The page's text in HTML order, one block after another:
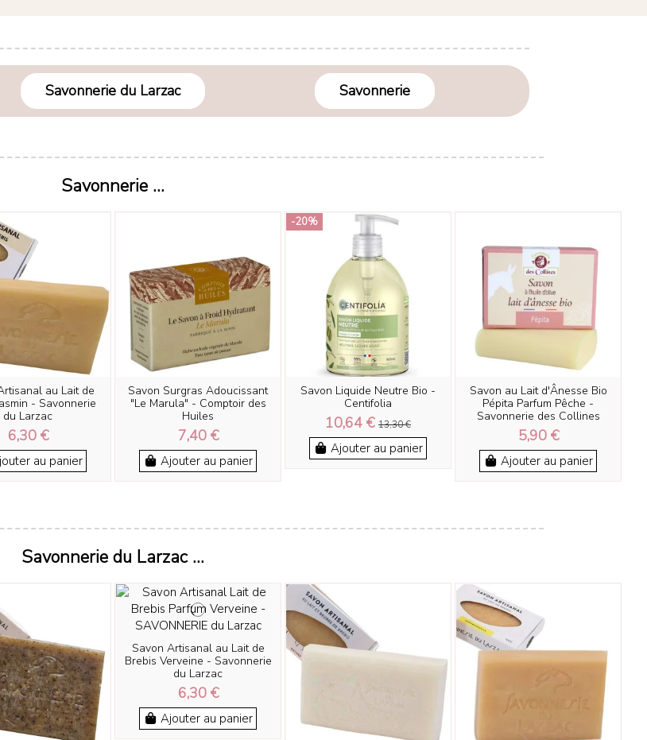
Savonnerie du Larzac Savonnerie
Savonnerie ...
au Lait de
- Savonnerie
du Larzac
6,30 €
au panier
Savon Surgras Adoucissant
"Le Marula" - Comptoir des
Huiles
7,40 €
Ajouter au panier
-20%
Savon Liquide Neutre Bio -
Centifolia
10,64 € 13,30 €
Ajouter au panier
Savon au Lait d'Ânesse Bio
Pépita Parfum Pêche -
Savonnerie des Collines
5,90 €
Ajouter au panier
Savonnerie du Larzac ...
Savon Artisanal au Lait de
Brebis Verveine - Savonnerie
du Larzac
6,30 €
Ajouter au panier